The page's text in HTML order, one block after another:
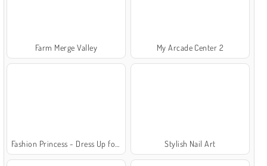
Farm Merge Valley My Arcade Center 2
Stylish Nail Art